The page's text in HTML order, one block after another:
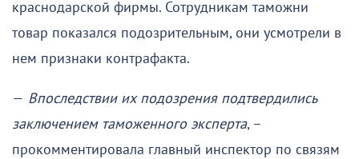
краснодарской фирмы. Сотрудникам таможни
товар показался подозрительным, они усмотрели в
нем признаки контрафакта.
— Впоследствии их подозрения подтвердились
заключением таможенного эксперта, –
прокомментировала главный инспектор по связям